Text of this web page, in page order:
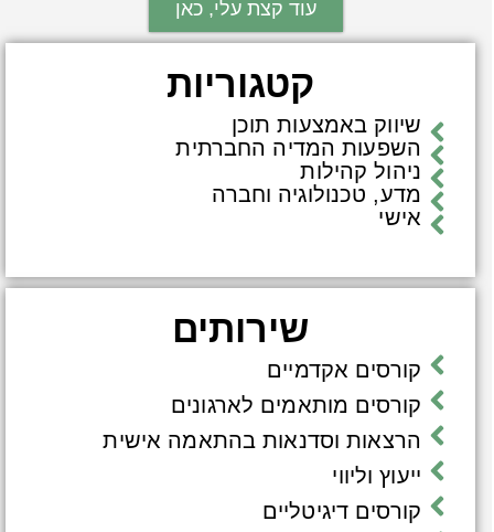
עוד קצת עלי, כאן
קטגוריות
שיווק באמצעות תוכן
השפעות המדיה החברתית
ניהול קהילות
מדע, טכנולוגיה וחברה
אישי
שירותים
קורסים אקדמיים
קורסים מותאמים לארגונים
הרצאות וסדנאות בהתאמה אישית
ייעוץ וליווי
קורסים דיגיטליים